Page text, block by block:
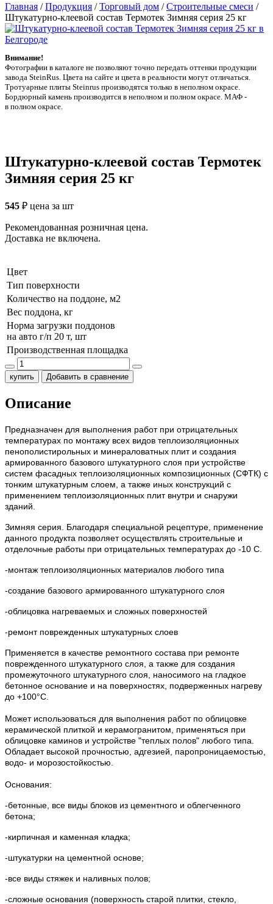
Главная /Продукция /Торговый дом /Строительные смеси /
Штукатурно-клеевой состав Термотек Зимняя серия 25 кг
Внимание!
Фотографии в каталоге не позволяют точно передать оттенки продукции
заводa SteinRus. Цвета на сайте и цвета в реальности могут отличаться.
Тротуарные плиты Steinrus производятся только в неполном окрасе.
Бордюрный камень производится в неполном и полном окрасе. МАФ -
в полном окрасе.
Штукатурно-клеевой состав Термотек
Зимняя серия 25 кг
545 ₽ цена за шт
Рекомендованная розничная цена.
Доставка не включена.
Цвет
Тип поверхности
Количество на поддоне, м2
Вес поддона, кг
Норма загрузки поддонов
на авто г/п 20 т, шт
Производственная площадка
купить Добавить в сравнение
Описание
Предназначен для выполнения работ при отрицательных
температурах по монтажу всех видов теплоизоляционных
пенополистирольных и минераловатных плит и создания
армированного базового штукатурного слоя при устройстве
систем фасадных теплоизоляционных композиционных (СФТК) с
тонким штукатурным слоем, а также иных конструкций с
применением теплоизоляционных плит внутри и снаружи
зданий.
Зимняя серия. Благодаря специальной рецептуре, применение
данного продукта позволяет осуществлять строительные и
отделочные работы при отрицательных температурах до -10 С.
-монтаж теплоизоляционных материалов любого типа
-создание базового армированного штукатурного слоя
-облицовка нагреваемых и сложных поверхностей
-ремонт поврежденных штукатурных слоев
Применяется в качестве ремонтного состава при ремонте
поврежденного штукатурного слоя, а также для создания
промежуточного штукатурного слоя, наносимого на гладкое
бетонное основание и на поверхностях, подверженных нагреву
до +100°С.
Может использоваться для выполнения работ по облицовке
керамической плиткой и керамогранитом, применяться при
облицовке каминов и устройстве "теплых полов" любого типа.
Обладает высокой прочностью, адгезией, паропроницаемостью,
водо- и морозостойкостью.
Основания:
-бетонные, все виды блоков из цементного и облегченного
бетона;
-кирпичная и каменная кладка;
-штукатурки на цементной основе;
-все виды стяжек и наливных полов;
-сложные основания (поверхность старой плитки, стекло,